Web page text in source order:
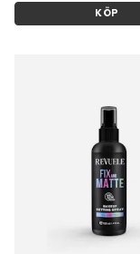
KÖP